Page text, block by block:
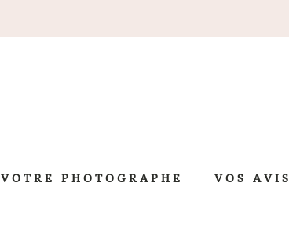
VOTRE PHOTOGRAPHE VOS AVIS